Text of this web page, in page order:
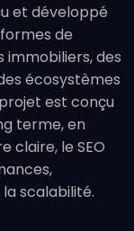
et développé
de
des
écosystèmes
est conçu
terme, en
claire, le SEO
scalabilité.